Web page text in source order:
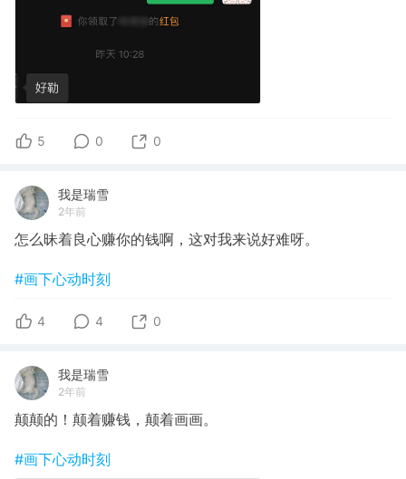
5 0 0
我是瑞雪
2年前
怎么昧着良心赚你的钱啊，这对我来说好难呀。
#画下心动时刻
4 4 0
我是瑞雪
2年前
颠颠的！颠着赚钱，颠着画画。
#画下心动时刻